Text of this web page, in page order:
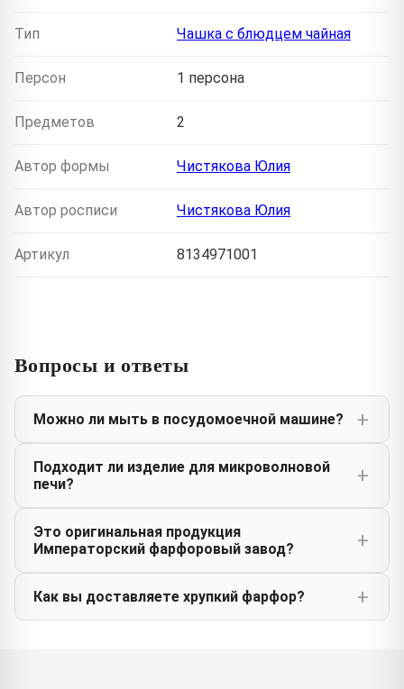
Тип Чашка с блюдцем чайная
Персон 1 персона
Предметов 2
Автор формы Чистякова Юлия
Автор росписи Чистякова Юлия
Артикул 8134971001
Вопросы и ответы
Можно ли мыть в посудомоечной машине?
Подходит ли изделие для микроволновой
печи?
Это оригинальная продукция
Императорский фарфоровый завод?
Как вы доставляете хрупкий фарфор?